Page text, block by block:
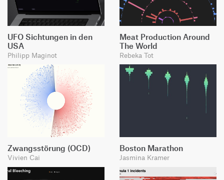
UFO Sichtungen in den
USA
Philipp Maginot
Meat Production Around
The World
Rebeka Tot
Zwangsstörung (OCD)
Vivien Cai
Boston Marathon
Jasmina Kramer